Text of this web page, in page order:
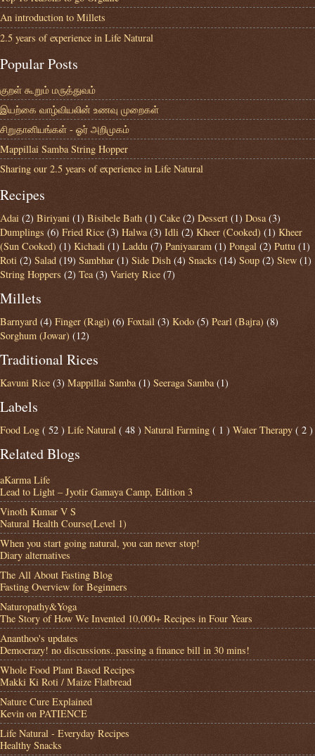
An introduction to Millets
2.5 years of experience in Life Natural
Popular Posts
குறள் கூறும் மருத்துவம்
இயற்கை வாழ்வியலின் உணவு முறைகள்
சிறுதானியங்கள் - ஓர் அறிமுகம்
Mappillai Samba String Hopper
Sharing our 2.5 years of experience in Life Natural
Recipes
Adai (2) Biriyani (1) Bisibele Bath (1) Cake (2) Dessert (1) Dosa (3)
Dumplings (6) Fried Rice (3) Halwa (3) Idli (2) Kheer (Cooked) (1) Kheer
(Sun Cooked) (1) Kichadi (1) Laddu (7) Paniyaaram (1) Pongal (2) Puttu (1)
Roti (2) Salad (19) Sambhar (1) Side Dish (4) Snacks (14) Soup (2) Stew (1)
String Hoppers (2) Tea (3) Variety Rice (7)
Millets
Barnyard (4) Finger (Ragi) (6) Foxtail (3) Kodo (5) Pearl (Bajra) (8)
Sorghum (Jowar) (12)
Traditional Rices
Kavuni Rice (3) Mappillai Samba (1) Seeraga Samba (1)
Labels
Food Log ( 52 ) Life Natural ( 48 ) Natural Farming ( 1 ) Water Therapy ( 2 )
Related Blogs
aKarma Life
Lead to Light – Jyotir Gamaya Camp, Edition 3
Vinoth Kumar V S
Natural Health Course(Level 1)
When you start going natural, you can never stop!
Diary alternatives
The All About Fasting Blog
Fasting Overview for Beginners
Naturopathy&Yoga
The Story of How We Invented 10,000+ Recipes in Four Years
Ananthoo's updates
Democrazy! no discussions..passing a finance bill in 30 mins!
Whole Food Plant Based Recipes
Makki Ki Roti / Maize Flatbread
Nature Cure Explained
Kevin on PATIENCE
Life Natural - Everyday Recipes
Healthy Snacks